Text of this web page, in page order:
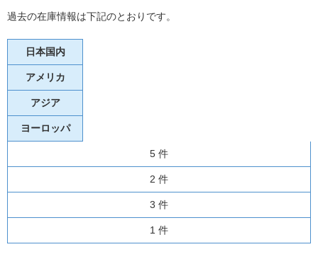
過去の在庫情報は下記のとおりです。
日本国内
アメリカ
アジア
ヨーロッパ
5 件
2 件
3 件
1 件